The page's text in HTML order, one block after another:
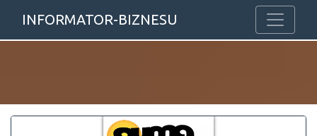
INFORMATOR-BIZNESU